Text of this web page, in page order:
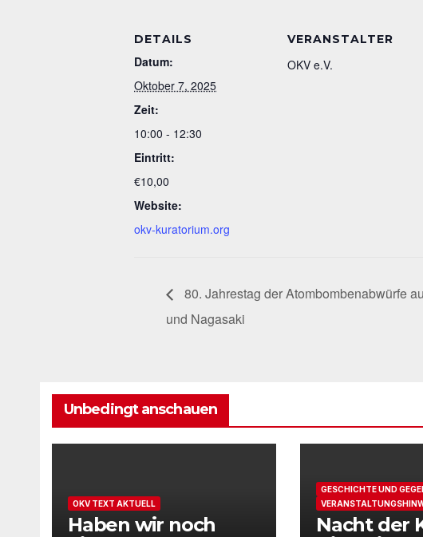
DETAILS
Datum:
Oktober 7, 2025
Zeit:
10:00 - 12:30
Eintritt:
€10,00
Website:
okv-kuratorium.org
VERANSTALTER
OKV e.V.
80. Jahrestag der Atombombenabwürfe
und Nagasaki
Unbedingt anschauen
OKV TEXT AKTUELL
Haben wir noch
GESCHICHTE UND
Nacht der